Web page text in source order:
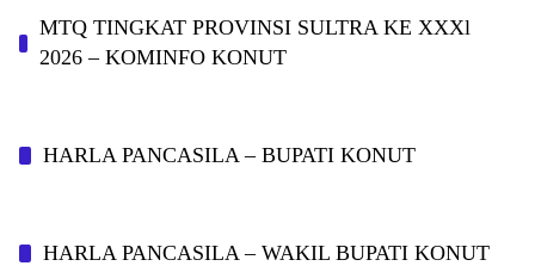
MTQ TINGKAT PROVINSI SULTRA KE XXXl
2026 – KOMINFO KONUT
HARLA PANCASILA – BUPATI KONUT
HARLA PANCASILA – WAKIL BUPATI KONUT